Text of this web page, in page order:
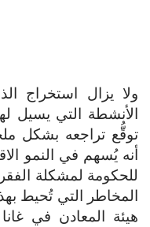
ولا يزال استخراج
الأنشطة التي يسيل
توقُّع تراجعه بشكل
أنه يُسهم في النمو
للحكومة لمشكلة
المخاطر التي تُحيط
هيئة المعادن في